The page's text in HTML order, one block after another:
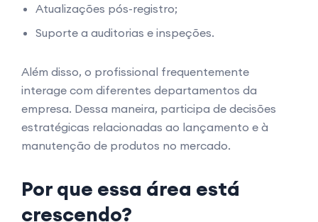
Atualizações pós-registro;
Suporte a auditorias e inspeções.
Além disso, o profissional frequentemente
interage com diferentes departamentos da
empresa. Dessa maneira, participa de decisões
estratégicas relacionadas ao lançamento e à
manutenção de produtos no mercado.
Por que essa área está
crescendo?